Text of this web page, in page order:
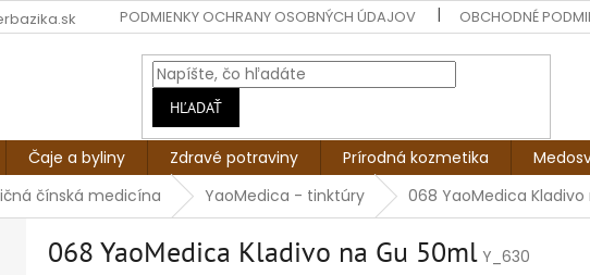
PODMIENKY OCHRANY OSOBNÝCH ÚDAJOV OBCHODNÉ
HĽADAŤ
Čaje a byliny Zdravé potraviny Prírodná kozmetika
čínská medicína YaoMedica - tinktúry 068 YaoMedica
068 YaoMedica Kladivo na Gu 50ml Y_630